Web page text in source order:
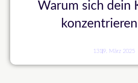
Warum sich dein
131 9. März 2025